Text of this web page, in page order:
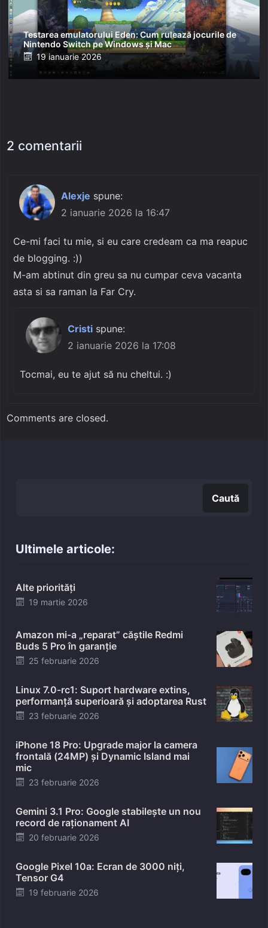
Testarea emulatorului Eden: Cum rulează jocurile de
Nintendo Switch pe Windows și Mac
Posted
on
19 ianuarie 2026
2 comentarii
Alexje spune:
2 ianuarie 2026 la 16:47
Ce-mi faci tu mie, si eu care credeam ca ma reapuc
de blogging. :))
M-am abtinut din greu sa nu cumpar ceva vacanta
asta si sa raman la Far Cry.
Cristi spune:
2 ianuarie 2026 la 17:08
Tocmai, eu te ajut să nu cheltui. :)
Comments are closed.
Caută
Ultimele articole:
Alte priorități
Posted
19 martie 2026
Amazon mi-a „reparat” căștile Redmi
Buds 5 Pro în garanție
Posted
25 februarie 2026
Linux 7.0-rc1: Suport hardware extins,
performanță superioară și adoptarea Rust
Posted
23 februarie 2026
iPhone 18 Pro: Upgrade major la camera
frontală (24MP) și Dynamic Island mai
mic
Posted
23 februarie 2026
Gemini 3.1 Pro: Google stabilește un nou
record de raționament AI
Posted
20 februarie 2026
Google Pixel 10a: Ecran de 3000 niți,
Tensor G4
Posted
19 februarie 2026